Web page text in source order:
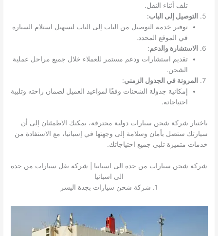
تلف أثناء النقل.
التوصيل إلى الباب:
توفير خدمة التوصيل من الباب إلى الباب لتسهيل استلام السيارة
في الموقع المحدد.
الاستشارة والدعم:
تقديم استشارات ودعم مستمر للعملاء خلال جميع مراحل عملية
الشحن.
المرونة في الجدول الزمني:
إمكانية جدولة الشحنات وفقًا لمواعيد العميل لضمان راحته وتلبية
احتياجاته.
باختيار شركة شحن سيارات دولية محترفة، يمكنك الاطمئنان إلى أن
سيارتك ستصل بأمان وسلامة إلى وجهتها في إسبانيا، مع الاستفادة من
خدمات متميزة تلبي جميع احتياجاتك.
شركة شحن سيارات من جدة الى اسبانيا | شركة نقل سيارات من جدة
الى اسبانيا
1. شركة شحن سيارات بجدة اليسر